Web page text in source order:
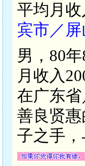
平均月收
宾市／
男，80
月收入
在广东
善良贤
子之手，